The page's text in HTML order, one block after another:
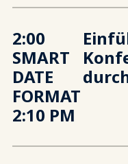
2:00
SMART
DATE
FORMAT
2:10 PM